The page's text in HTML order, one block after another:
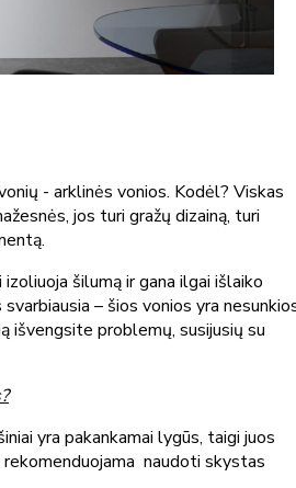
- arklinės vonios. Kodėl? Viskas
jos turi gražų dizainą, turi
šilumą ir gana ilgai išlaiko
– šios vonios yra
išvengsite problemų, susijusių su
pakankamai lygūs, taigi juos
naudoti skystas